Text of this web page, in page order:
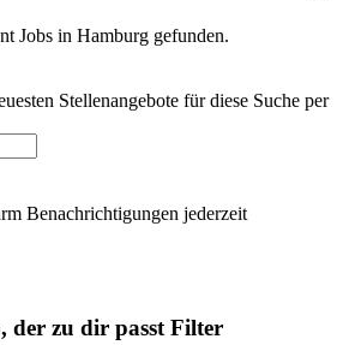
Jobs in Hamburg gefunden.
Stellenangebote für diese Suche per
Benachrichtigungen jederzeit
der zu dir passt Filter